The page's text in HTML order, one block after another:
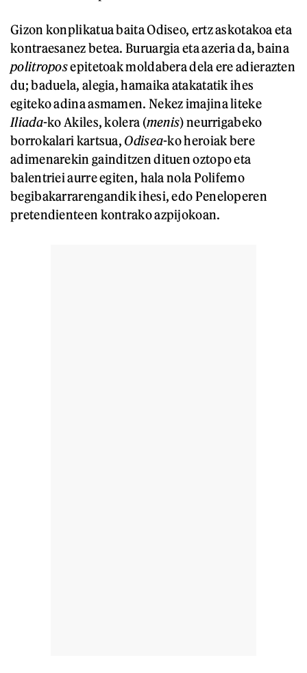
Gizon konplikatua baita Odiseo, ertz askotakoa eta
kontraesanez betea. Buruargia eta azeria da, baina
politroposepitetoak moldabera dela ere adierazten
du; baduela, alegia, hamaika atakatatik ihes
egiteko adina asmamen. Nekez imajina liteke
Iliada-ko Akiles, kolera (menis) neurrigabeko
borrokalari kartsua, Odisea-ko heroiak bere
adimenarekin gainditzen dituen oztopo eta
balentriei aurre egiten, hala nola Polifemo
begibakarrarengandik ihesi, edo Peneloperen
pretendienteen kontrako azpijokoan.